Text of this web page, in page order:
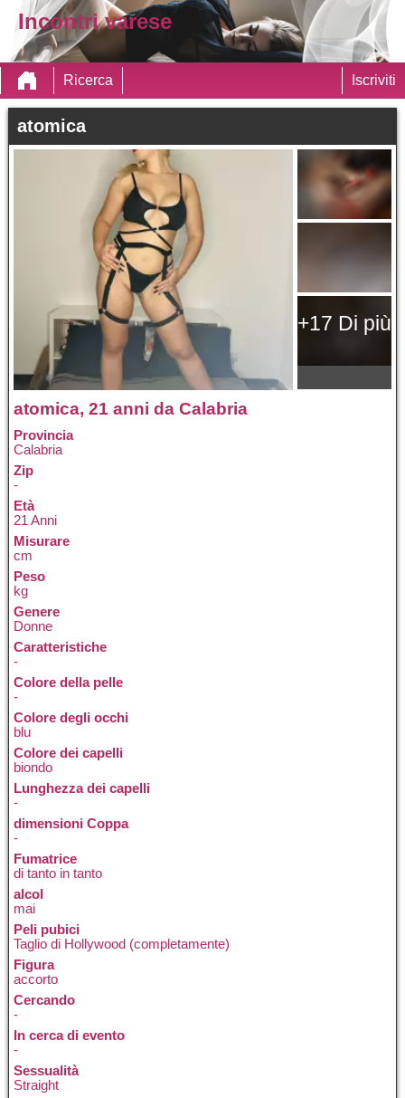
Incontri varese
Ricerca Iscriviti
atomica
+17 Di più
atomica, 21 anni da Calabria
Provincia
Calabria
Zip
-
Età
21 Anni
Misurare
cm
Peso
kg
Genere
Donne
Caratteristiche
-
Colore della pelle
-
Colore degli occhi
blu
Colore dei capelli
biondo
Lunghezza dei capelli
-
dimensioni Coppa
-
Fumatrice
di tanto in tanto
alcol
mai
Peli pubici
Taglio di Hollywood (completamente)
Figura
accorto
Cercando
-
In cerca di evento
-
Sessualità
Straight